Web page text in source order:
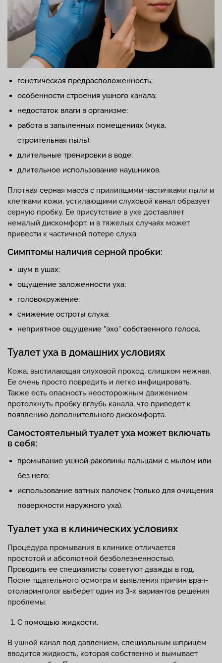
генетическая предрасположенность;
особенности строения ушного канала;
недостаток влаги в организме;
работа в запыленных помещениях (мука,
строительная пыль);
длительные тренировки в воде;
длительное использование наушников.
Плотная серная масса с прилипшими частичками пыли и
клетками кожи, устилающими слуховой канал образует
серную пробку. Ее присутствие в ухе доставляет
немалый дискомфорт, и в тяжелых случаях может
привести к частичной потере слуха.
Симптомы наличия серной пробки:
шум в ушах;
ощущение заложенности уха;
головокружение;
снижение остроты слуха;
неприятное ощущение "эхо” собственного голоса.
Туалет уха в домашних условиях
Кожа, выстилающая слуховой проход, слишком нежная.
Ее очень просто повредить и легко инфицировать.
Также есть опасность неосторожным движением
протолкнуть пробку вглубь канала, что приведет к
появлению дополнительного дискомфорта.
Самостоятельный туалет уха может включать
в себя:
промывание ушной раковины пальцами с мылом или
без него;
использование ватных палочек (только для очищения
поверхности наружного уха).
Туалет уха в клинических условиях
Процедура промывания в клинике отличается
простотой и абсолютной безболезненностью.
Проводить ее специалисты советуют дважды в год.
После тщательного осмотра и выявления причин врач-
отоларинголог выберет один из 3‑х вариантов решения
проблемы:
С помощью жидкости.
В ушной канал под давлением, специальным шприцем
вводится жидкость, которая собственно и вымывает